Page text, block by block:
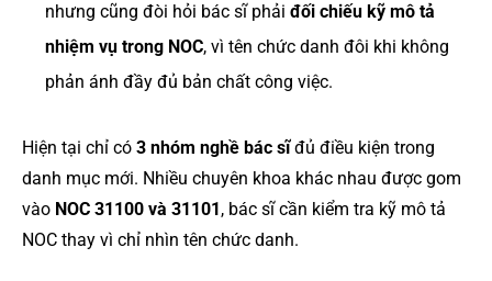
nhưng cũng đòi hỏi bác sĩ phải đối chiếu kỹ mô tả
nhiệm vụ trong NOC, vì tên chức danh đôi khi không
phản ánh đầy đủ bản chất công việc.
Hiện tại chỉ có 3 nhóm nghề bác sĩđủ điều kiện trong
danh mục mới. Nhiều chuyên khoa khác nhau được gom
vào NOC 31100 và 31101 , bác sĩ cần kiểm tra kỹ mô tả
NOC thay vì chỉ nhìn tên chức danh.